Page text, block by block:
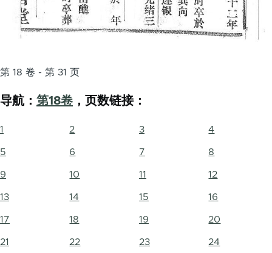
第 18 卷 - 第 31 页
导航： 第18卷 ，页数链接：
1 2 3 4
5 6 7 8
9 10 11 12
13 14 15 16
17 18 19 20
21 22 23 24